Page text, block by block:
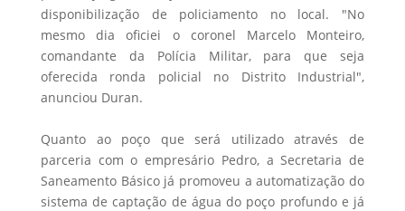
disponibilização de policiamento no local. "No
mesmo dia oficiei o coronel Marcelo Monteiro,
comandante da Polícia Militar, para que seja
oferecida ronda policial no Distrito Industrial",
anunciou Duran.
Quanto ao poço que será utilizado através de
parceria com o empresário Pedro, a Secretaria de
Saneamento Básico já promoveu a automatização do
sistema de captação de água do poço profundo e já